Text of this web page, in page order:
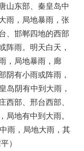
东部、秦皇岛中
雨，局地暴雨，张
、邯郸四地的西部
阵雨。明天白天，
，局地暴雨，廊
阴有小雨或阵雨，
岛阴有中到大雨，
西部、邢台西部、
局地有中到大雨。
雨，局地大雨，其
）